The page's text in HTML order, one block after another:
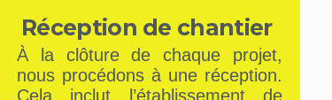
Réception de chantier
À la clôture de chaque projet,
nous procédons à une réception.
Cela inclut l’établissement de